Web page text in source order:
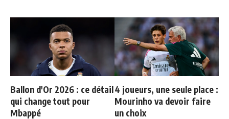
Ballon d'Or 2026 : ce détail
qui change tout pour
Mbappé
4 joueurs, une seule place :
Mourinho va devoir faire
un choix